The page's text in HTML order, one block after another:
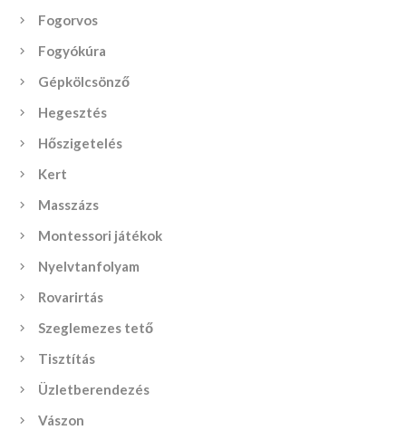
Fogorvos
Fogyókúra
Gépkölcsönző
Hegesztés
Hőszigetelés
Kert
Masszázs
Montessori játékok
Nyelvtanfolyam
Rovarirtás
Szeglemezes tető
Tisztítás
Üzletberendezés
Vászon